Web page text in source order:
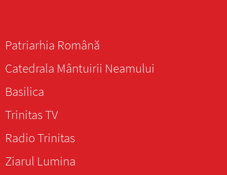
Patriarhia Română
Catedrala Mântuirii Neamului
Basilica
Trinitas TV
Radio Trinitas
Ziarul Lumina